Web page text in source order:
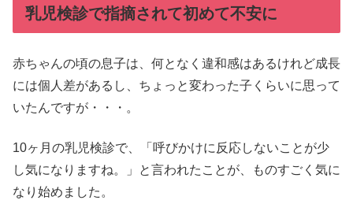
乳児検診で指摘されて初めて不安に
赤ちゃんの頃の息子は、何となく違和感はあるけれど成長
には個人差があるし、ちょっと変わった子くらいに思って
いたんですが・・・。
10ヶ月の乳児検診で、「呼びかけに反応しないことが少
し気になりますね。」と言われたことが、ものすごく気に
なり始めました。